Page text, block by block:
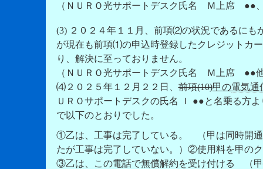
（ＮＵＲＯ光サポートデスク氏名 Ｍ上席 ●●
(3) ２０２４年１１月、前項⑵の状況であるにも
が現在も前項⑴の申込時登録したクレジットカ
り、解決に至っておりません。
（ＮＵＲＯ光サポートデスク氏名 Ｍ上席 ●●
⑷２０２５年１２月２２日、前項(10)甲の電気通
ＵＲＯサポートデスクの氏名 Ｉ ●●と名乗る方
で以下のとおりでした。
①乙は、工事は完了している。 （甲は同時開
たが工事は完了していない。）②使用料を甲の
③乙は、この電話で無償解約を受け付ける （甲